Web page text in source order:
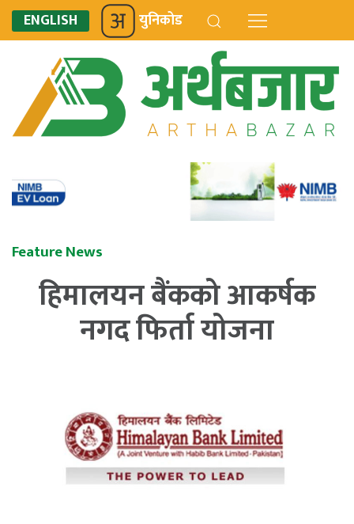
ENGLISH युनिकोड
Feature News
हिमालयन बैंकको आकर्षक
नगद फिर्ता योजना